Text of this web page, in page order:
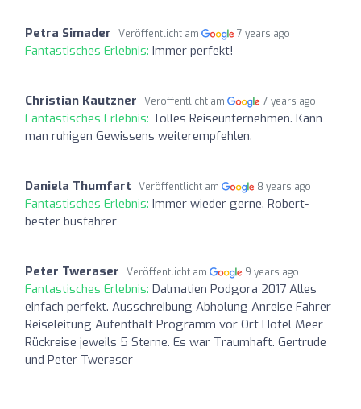
Petra Simader Veröffentlicht am 7 years ago
Fantastisches Erlebnis: Immer perfekt!
Christian Kautzner Veröffentlicht am 7 years ago
Fantastisches Erlebnis: Tolles Reiseunternehmen. Kann
man ruhigen Gewissens weiterempfehlen.
Daniela Thumfart Veröffentlicht am 8 years ago
Fantastisches Erlebnis: Immer wieder gerne. Robert-
bester busfahrer
Peter Tweraser Veröffentlicht am 9 years ago
Fantastisches Erlebnis: Dalmatien Podgora 2017 Alles
einfach perfekt. Ausschreibung Abholung Anreise Fahrer
Reiseleitung Aufenthalt Programm vor Ort Hotel Meer
Rückreise jeweils 5 Sterne. Es war Traumhaft. Gertrude
und Peter Tweraser